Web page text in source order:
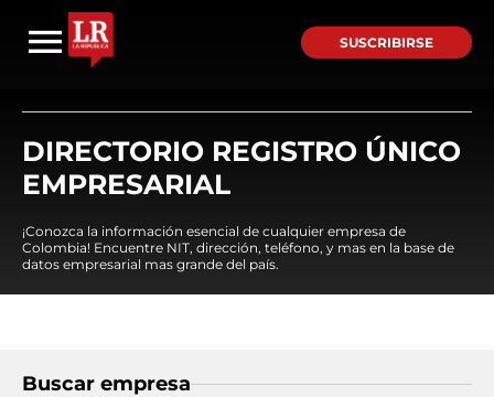
SUSCRIBIRSE
DIRECTORIO REGISTRO ÚNICO
EMPRESARIAL
¡Conozca la información esencial de cualquier empresa de
Colombia! Encuentre NIT, dirección, teléfono, y mas en la base de
datos empresarial mas grande del país.
Buscar empresa